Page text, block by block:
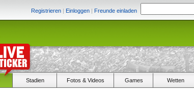
Registrieren | Einloggen | Freunde einladen
Stadien Fotos & Videos Games Wetten